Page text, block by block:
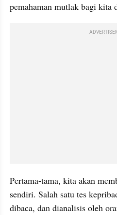
pemahaman mutlak bagi kita
Pertama-tama, kita akan
sendiri. Salah satu tes
dibaca, dan dianalisis oleh